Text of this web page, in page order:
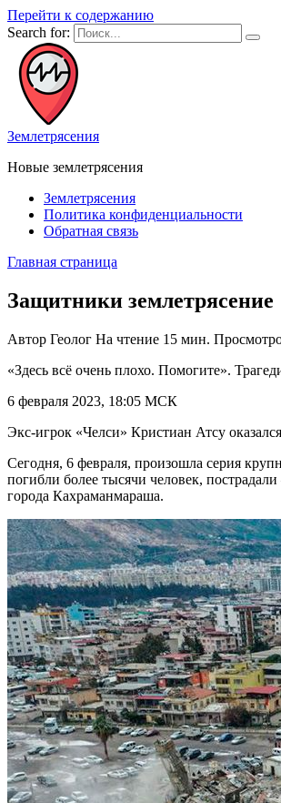
Перейти к содержанию
Search for:
Землетрясения
Новые землетрясения
Землетрясения
Политика конфиденциальности
Обратная связь
Главная страница
Защитники землетрясение
Автор Геолог На чтение 15 мин.
«Здесь всё очень плохо. Помогите».
6 февраля 2023, 18:05 МСК
Экс-игрок «Челси» Кристиан Атсу
Сегодня, 6 февраля, произошла серия
погибли более тысячи человек,
города Кахраманмараша.